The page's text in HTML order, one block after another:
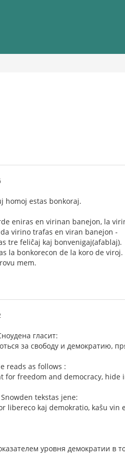
homoj estas bonkoraj.
eniras en virinan banejon, la
virino trafas en viran banejon -
tre feliĉaj kaj bonvenigaj(afablaj).
la bonkorecon de la koro de viroj.
mem.
гласит:
за свободу и демократию,
reads as follows :
for freedom and democracy, hide
tekstas jene:
libereco kaj demokratio, kaŝu vin
уровня демократии в